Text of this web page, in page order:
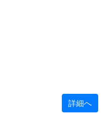
詳細へ